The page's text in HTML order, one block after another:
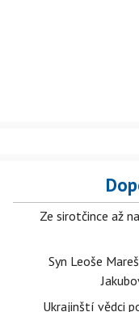
Ze sirotčince až
Syn Leoše
Ukrajinští vědci